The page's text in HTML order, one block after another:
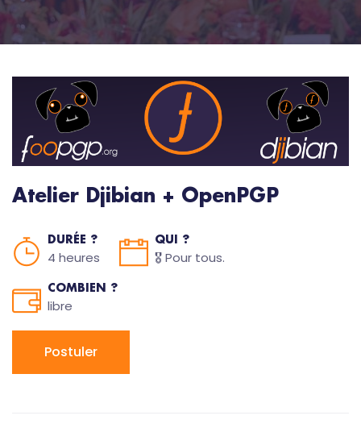
Atelier Djibian + OpenPGP
DURÉE ?
4 heures
QUI ?
🎖️ Pour tous.
COMBIEN ?
libre
Postuler